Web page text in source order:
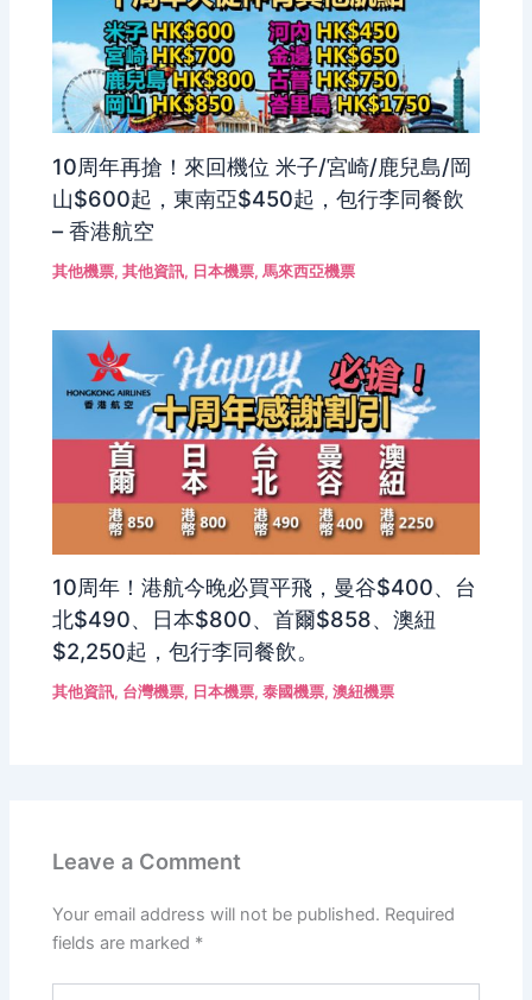
10周年再搶！來回機位 米子/宮崎/鹿兒島/岡
山$600起，東南亞$450起，包行李同餐飲
– 香港航空
其他機票,其他資訊, 日本機票,馬來西亞機票
10周年！港航今晚必買平飛，曼谷$400、台
北$490、日本$800、首爾$858、澳紐
$2,250起，包行李同餐飲。
其他資訊, 台灣機票, 日本機票,泰國機票,澳紐機票
Leave a Comment
Your email address will not be published. Required
fields are marked *